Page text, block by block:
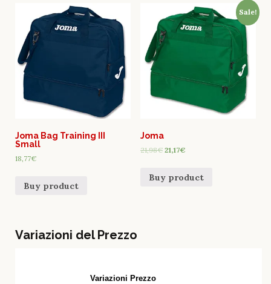
Joma Bag Training III
Small
18,77€
Buy product
Sale!
Joma
21,98€ 21,17€
Buy product
Variazioni del Prezzo
Variazioni Prezzo